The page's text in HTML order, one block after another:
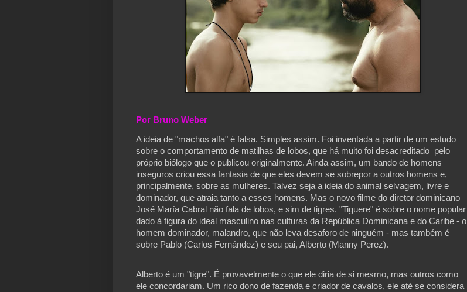
Por Bruno Weber
A ideia de "machos alfa" é falsa. Simples assim. Foi inventada a partir de um estudo
sobre o comportamento de matilhas de lobos, que há muito foi desacreditado pelo
próprio biólogo que o publicou originalmente. Ainda assim, um bando de homens
inseguros criou essa fantasia de que eles devem se sobrepor a outros homens e,
principalmente, sobre as mulheres. Talvez seja a ideia do animal selvagem, livre e
dominador, que atraia tanto a esses homens. Mas o novo filme do diretor dominicano
José María Cabral não fala de lobos, e sim de tigres. "Tiguere" é sobre o nome popular
dado à figura do ideal masculino nas culturas da República Dominicana e do Caribe - o
homem dominador, malandro, que não leva desaforo de ninguém - mas também é
sobre Pablo (Carlos Fernández) e seu pai, Alberto (Manny Perez).
Alberto é um "tigre". É provavelmente o que ele diria de si mesmo, mas outros como
ele concordariam. Um rico dono de fazenda e criador de cavalos, ele até se considera